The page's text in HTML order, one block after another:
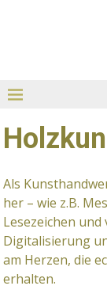
Als
her – wie z.B.
Lesezeichen
Digitalisierung
am Herzen, die
erhalten.